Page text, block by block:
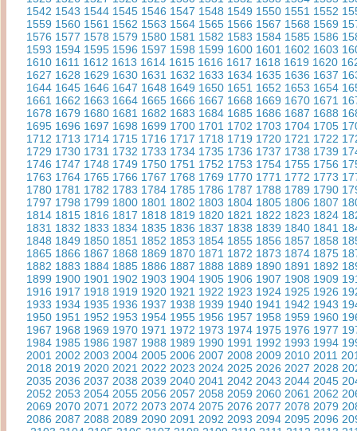
1542 1543 1544 1545 1546 1547 1548 1549 1550 1551 1552
1559 1560 1561 1562 1563 1564 1565 1566 1567 1568 1569
1576 1577 1578 1579 1580 1581 1582 1583 1584 1585 1586
1593 1594 1595 1596 1597 1598 1599 1600 1601 1602 1603
1610 1611 1612 1613 1614 1615 1616 1617 1618 1619 1620
1627 1628 1629 1630 1631 1632 1633 1634 1635 1636 1637
1644 1645 1646 1647 1648 1649 1650 1651 1652 1653 1654
1661 1662 1663 1664 1665 1666 1667 1668 1669 1670 1671
1678 1679 1680 1681 1682 1683 1684 1685 1686 1687 1688
1695 1696 1697 1698 1699 1700 1701 1702 1703 1704 1705
1712 1713 1714 1715 1716 1717 1718 1719 1720 1721 1722
1729 1730 1731 1732 1733 1734 1735 1736 1737 1738 1739
1746 1747 1748 1749 1750 1751 1752 1753 1754 1755 1756
1763 1764 1765 1766 1767 1768 1769 1770 1771 1772 1773
1780 1781 1782 1783 1784 1785 1786 1787 1788 1789 1790
1797 1798 1799 1800 1801 1802 1803 1804 1805 1806 1807
1814 1815 1816 1817 1818 1819 1820 1821 1822 1823 1824
1831 1832 1833 1834 1835 1836 1837 1838 1839 1840 1841
1848 1849 1850 1851 1852 1853 1854 1855 1856 1857 1858
1865 1866 1867 1868 1869 1870 1871 1872 1873 1874 1875
1882 1883 1884 1885 1886 1887 1888 1889 1890 1891 1892
1899 1900 1901 1902 1903 1904 1905 1906 1907 1908 1909
1916 1917 1918 1919 1920 1921 1922 1923 1924 1925 1926
1933 1934 1935 1936 1937 1938 1939 1940 1941 1942 1943
1950 1951 1952 1953 1954 1955 1956 1957 1958 1959 1960
1967 1968 1969 1970 1971 1972 1973 1974 1975 1976 1977
1984 1985 1986 1987 1988 1989 1990 1991 1992 1993 1994
2001 2002 2003 2004 2005 2006 2007 2008 2009 2010 2011
2018 2019 2020 2021 2022 2023 2024 2025 2026 2027 2028
2035 2036 2037 2038 2039 2040 2041 2042 2043 2044 2045
2052 2053 2054 2055 2056 2057 2058 2059 2060 2061 2062
2069 2070 2071 2072 2073 2074 2075 2076 2077 2078 2079
2086 2087 2088 2089 2090 2091 2092 2093 2094 2095 2096